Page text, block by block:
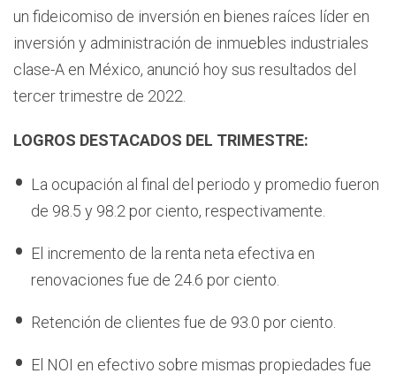
un fideicomiso de inversión en bienes raíces líder en
inversión y administración de inmuebles industriales
clase-A en México, anunció hoy sus resultados del
tercer trimestre de 2022.
LOGROS DESTACADOS DEL TRIMESTRE:
La ocupación al final del periodo y promedio fueron
de 98.5 y 98.2 por ciento, respectivamente.
El incremento de la renta neta efectiva en
renovaciones fue de 24.6 por ciento.
Retención de clientes fue de 93.0 por ciento.
El NOI en efectivo sobre mismas propiedades fue